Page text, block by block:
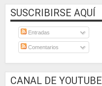
SUSCRIBIRSE AQUÍ
Entradas
Comentarios
CANAL DE YOUTUBE